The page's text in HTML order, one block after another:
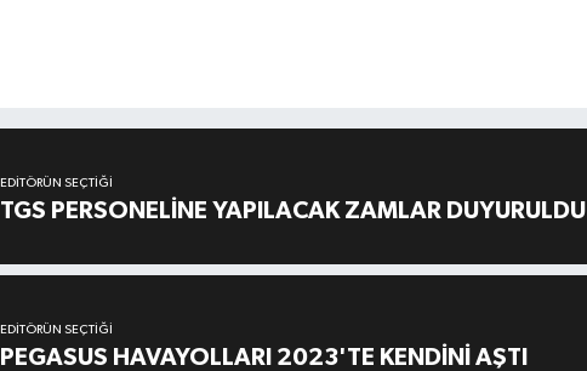
EDITÖRÜN SEÇTIĞI
TGS PERSONELİNE YAPILACAK ZAMLAR DUYURULDU
EDITÖRÜN SEÇTIĞI
PEGASUS HAVAYOLLARI 2023'TE KENDİNİ AŞTI